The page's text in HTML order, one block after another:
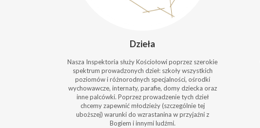
Dzieła
Nasza Inspektoria służy Kościołowi poprzez szerokie
spektrum prowadzonych dzieł: szkoły wszystkich
poziomów i różnorodnych specjalności, ośrodki
wychowawcze, internaty, parafie, domy dziecka oraz
inne palcówki. Poprzez prowadzenie tych dzieł
chcemy zapewnić młodzieży (szczególnie tej
uboższej) warunki do wzrastanina w przyjaźni z
Bogiem i innymi ludźmi.